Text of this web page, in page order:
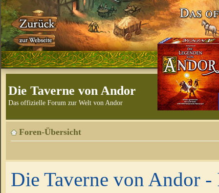
Die Taverne von Andor
Das offizielle Forum zur Welt von Andor
Foren-Übersicht
Die Taverne von Andor -